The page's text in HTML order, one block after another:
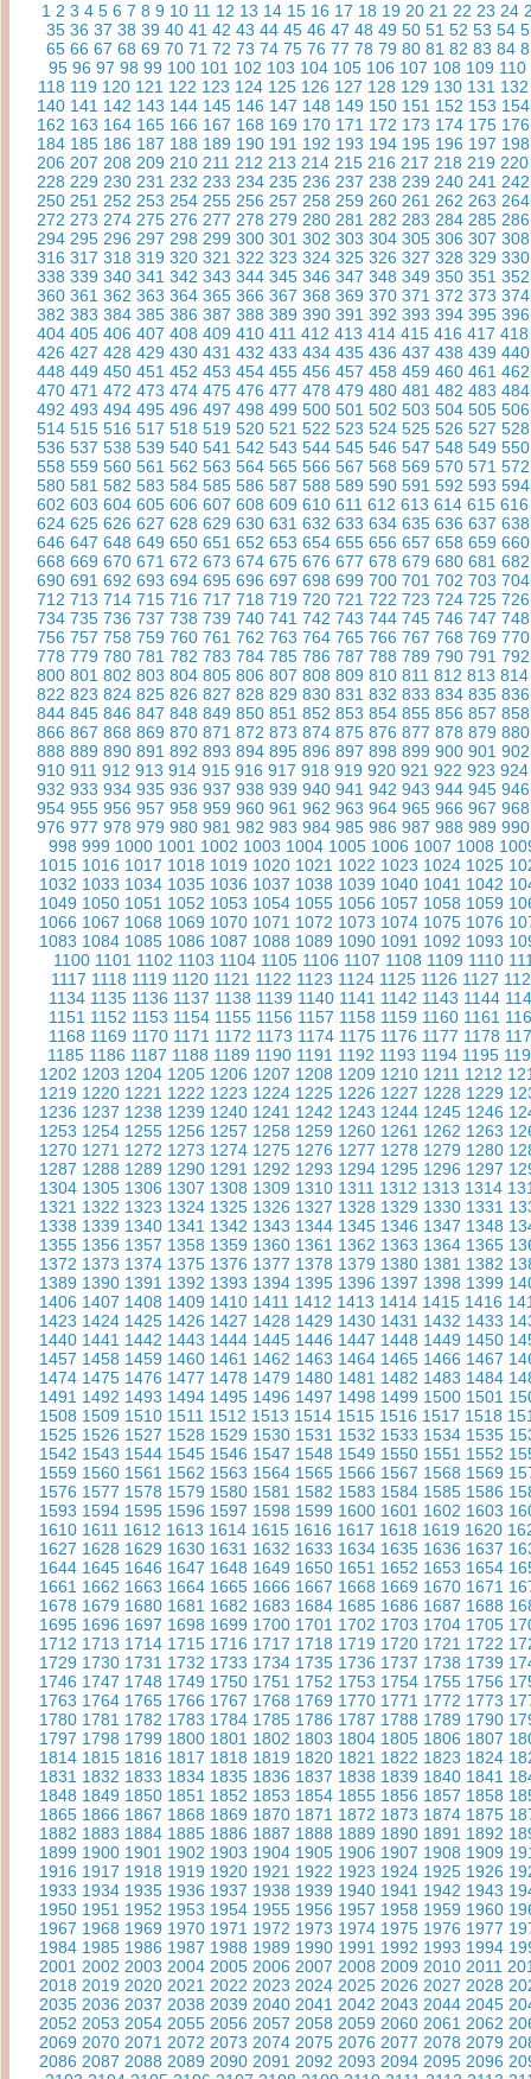
1 2 3 4 5 6 7 8 9 10 11 12 13 14 15 16 17 18 19 20 21 22 23 24
35 36 37 38 39 40 41 42 43 44 45 46 47 48 49 50 51 52 53 54
65 66 67 68 69 70 71 72 73 74 75 76 77 78 79 80 81 82 83 84
95 96 97 98 99 100 101 102 103 104 105 106 107 108 109 110
118 119 120 121 122 123 124 125 126 127 128 129 130 131 132
140 141 142 143 144 145 146 147 148 149 150 151 152 153 154
162 163 164 165 166 167 168 169 170 171 172 173 174 175 176
184 185 186 187 188 189 190 191 192 193 194 195 196 197 198
206 207 208 209 210 211 212 213 214 215 216 217 218 219 220
228 229 230 231 232 233 234 235 236 237 238 239 240 241 242
250 251 252 253 254 255 256 257 258 259 260 261 262 263 264
272 273 274 275 276 277 278 279 280 281 282 283 284 285 286
294 295 296 297 298 299 300 301 302 303 304 305 306 307 308
316 317 318 319 320 321 322 323 324 325 326 327 328 329 330
338 339 340 341 342 343 344 345 346 347 348 349 350 351 352
360 361 362 363 364 365 366 367 368 369 370 371 372 373 374
382 383 384 385 386 387 388 389 390 391 392 393 394 395 396
404 405 406 407 408 409 410 411 412 413 414 415 416 417 418
426 427 428 429 430 431 432 433 434 435 436 437 438 439 440
448 449 450 451 452 453 454 455 456 457 458 459 460 461 462
470 471 472 473 474 475 476 477 478 479 480 481 482 483 484
492 493 494 495 496 497 498 499 500 501 502 503 504 505 506
514 515 516 517 518 519 520 521 522 523 524 525 526 527 528
536 537 538 539 540 541 542 543 544 545 546 547 548 549 550
558 559 560 561 562 563 564 565 566 567 568 569 570 571 572
580 581 582 583 584 585 586 587 588 589 590 591 592 593 594
602 603 604 605 606 607 608 609 610 611 612 613 614 615 616
624 625 626 627 628 629 630 631 632 633 634 635 636 637 638
646 647 648 649 650 651 652 653 654 655 656 657 658 659 660
668 669 670 671 672 673 674 675 676 677 678 679 680 681 682
690 691 692 693 694 695 696 697 698 699 700 701 702 703 704
712 713 714 715 716 717 718 719 720 721 722 723 724 725 726
734 735 736 737 738 739 740 741 742 743 744 745 746 747 748
756 757 758 759 760 761 762 763 764 765 766 767 768 769 770
778 779 780 781 782 783 784 785 786 787 788 789 790 791 792
800 801 802 803 804 805 806 807 808 809 810 811 812 813 814
822 823 824 825 826 827 828 829 830 831 832 833 834 835 836
844 845 846 847 848 849 850 851 852 853 854 855 856 857 858
866 867 868 869 870 871 872 873 874 875 876 877 878 879 880
888 889 890 891 892 893 894 895 896 897 898 899 900 901 902
910 911 912 913 914 915 916 917 918 919 920 921 922 923 924
932 933 934 935 936 937 938 939 940 941 942 943 944 945 946
954 955 956 957 958 959 960 961 962 963 964 965 966 967 968
976 977 978 979 980 981 982 983 984 985 986 987 988 989 990
998 999 1000 1001 1002 1003 1004 1005 1006 1007 1008
1015 1016 1017 1018 1019 1020 1021 1022 1023 1024 1025
1032 1033 1034 1035 1036 1037 1038 1039 1040 1041 1042
1049 1050 1051 1052 1053 1054 1055 1056 1057 1058 1059
1066 1067 1068 1069 1070 1071 1072 1073 1074 1075 1076
1083 1084 1085 1086 1087 1088 1089 1090 1091 1092 1093
1100 1101 1102 1103 1104 1105 1106 1107 1108 1109 1110
1117 1118 1119 1120 1121 1122 1123 1124 1125 1126 1127
1134 1135 1136 1137 1138 1139 1140 1141 1142 1143 1144
1151 1152 1153 1154 1155 1156 1157 1158 1159 1160 1161
1168 1169 1170 1171 1172 1173 1174 1175 1176 1177 1178
1185 1186 1187 1188 1189 1190 1191 1192 1193 1194 1195
1202 1203 1204 1205 1206 1207 1208 1209 1210 1211 1212
1219 1220 1221 1222 1223 1224 1225 1226 1227 1228 1229
1236 1237 1238 1239 1240 1241 1242 1243 1244 1245 1246
1253 1254 1255 1256 1257 1258 1259 1260 1261 1262 1263
1270 1271 1272 1273 1274 1275 1276 1277 1278 1279 1280
1287 1288 1289 1290 1291 1292 1293 1294 1295 1296 1297
1304 1305 1306 1307 1308 1309 1310 1311 1312 1313 1314
1321 1322 1323 1324 1325 1326 1327 1328 1329 1330 1331
1338 1339 1340 1341 1342 1343 1344 1345 1346 1347 1348
1355 1356 1357 1358 1359 1360 1361 1362 1363 1364 1365
1372 1373 1374 1375 1376 1377 1378 1379 1380 1381 1382
1389 1390 1391 1392 1393 1394 1395 1396 1397 1398 1399
1406 1407 1408 1409 1410 1411 1412 1413 1414 1415 1416
1423 1424 1425 1426 1427 1428 1429 1430 1431 1432 1433
1440 1441 1442 1443 1444 1445 1446 1447 1448 1449 1450
1457 1458 1459 1460 1461 1462 1463 1464 1465 1466 1467
1474 1475 1476 1477 1478 1479 1480 1481 1482 1483 1484
1491 1492 1493 1494 1495 1496 1497 1498 1499 1500 1501
1508 1509 1510 1511 1512 1513 1514 1515 1516 1517 1518
1525 1526 1527 1528 1529 1530 1531 1532 1533 1534 1535
1542 1543 1544 1545 1546 1547 1548 1549 1550 1551 1552
1559 1560 1561 1562 1563 1564 1565 1566 1567 1568 1569
1576 1577 1578 1579 1580 1581 1582 1583 1584 1585 1586
1593 1594 1595 1596 1597 1598 1599 1600 1601 1602 1603
1610 1611 1612 1613 1614 1615 1616 1617 1618 1619 1620
1627 1628 1629 1630 1631 1632 1633 1634 1635 1636 1637
1644 1645 1646 1647 1648 1649 1650 1651 1652 1653 1654
1661 1662 1663 1664 1665 1666 1667 1668 1669 1670 1671
1678 1679 1680 1681 1682 1683 1684 1685 1686 1687 1688
1695 1696 1697 1698 1699 1700 1701 1702 1703 1704 1705
1712 1713 1714 1715 1716 1717 1718 1719 1720 1721 1722
1729 1730 1731 1732 1733 1734 1735 1736 1737 1738 1739
1746 1747 1748 1749 1750 1751 1752 1753 1754 1755 1756
1763 1764 1765 1766 1767 1768 1769 1770 1771 1772 1773
1780 1781 1782 1783 1784 1785 1786 1787 1788 1789 1790
1797 1798 1799 1800 1801 1802 1803 1804 1805 1806 1807
1814 1815 1816 1817 1818 1819 1820 1821 1822 1823 1824
1831 1832 1833 1834 1835 1836 1837 1838 1839 1840 1841
1848 1849 1850 1851 1852 1853 1854 1855 1856 1857 1858
1865 1866 1867 1868 1869 1870 1871 1872 1873 1874 1875
1882 1883 1884 1885 1886 1887 1888 1889 1890 1891 1892
1899 1900 1901 1902 1903 1904 1905 1906 1907 1908 1909
1916 1917 1918 1919 1920 1921 1922 1923 1924 1925 1926
1933 1934 1935 1936 1937 1938 1939 1940 1941 1942 1943
1950 1951 1952 1953 1954 1955 1956 1957 1958 1959 1960
1967 1968 1969 1970 1971 1972 1973 1974 1975 1976 1977
1984 1985 1986 1987 1988 1989 1990 1991 1992 1993 1994
2001 2002 2003 2004 2005 2006 2007 2008 2009 2010 2011
2018 2019 2020 2021 2022 2023 2024 2025 2026 2027 2028
2035 2036 2037 2038 2039 2040 2041 2042 2043 2044 2045
2052 2053 2054 2055 2056 2057 2058 2059 2060 2061 2062
2069 2070 2071 2072 2073 2074 2075 2076 2077 2078 2079
2086 2087 2088 2089 2090 2091 2092 2093 2094 2095 2096